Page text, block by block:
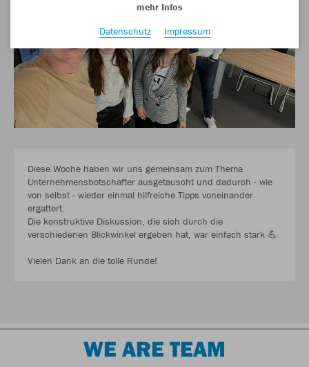
Diese Woche haben wir uns gemeinsam zum Thema
Unternehmensbotschafter ausgetauscht und dadurch - wie
von selbst - wieder einmal hilfreiche Tipps voneinander
ergattert.
Die konstruktive Diskussion, die sich durch die
verschiedenen Blickwinkel ergeben hat, war einfach stark 💪
Vielen Dank an die tolle Runde!
WE ARE TEAM
mehr Infos
Datenschutz
Impressum